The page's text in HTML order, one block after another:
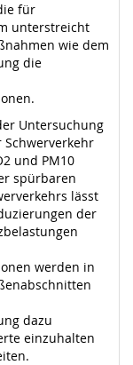
für
unterstreicht
wie dem
die
Untersuchung
und PM10
spürbaren
lässt
der
werden in
dazu
einzuhalten